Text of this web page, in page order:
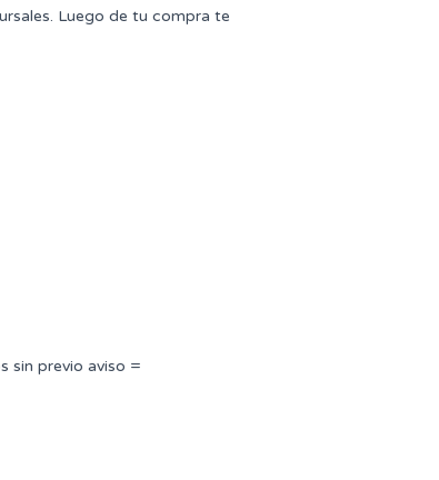
Luego de tu compra te
sin previo aviso =